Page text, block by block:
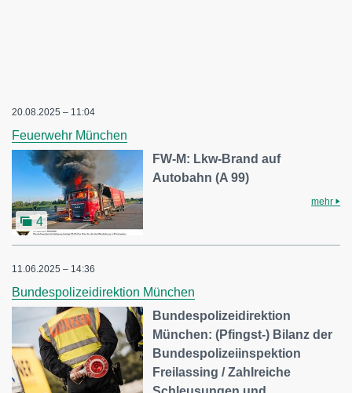
20.08.2025 – 11:04
Feuerwehr München
4
FW-M: Lkw-Brand auf
Autobahn (A 99)
mehr
11.06.2025 – 14:36
Bundespolizeidirektion München
Bundespolizeidirektion
München: (Pfingst-) Bilanz der
Bundespolizeiinspektion
Freilassing / Zahlreiche